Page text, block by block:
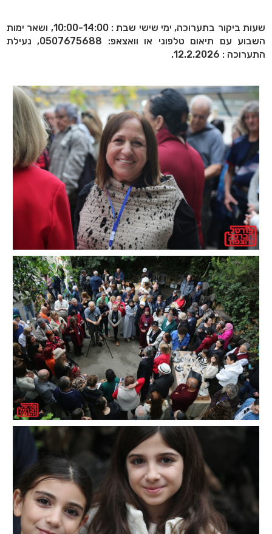
שעות ביקור בתערוכה, ימי שישי שבת : 10:00-14:00, ושאר ימות
השבוע עם תיאום טלפוני או וואצאפ: 0507675688, נעילת
התערוכה : 12.2.2026.